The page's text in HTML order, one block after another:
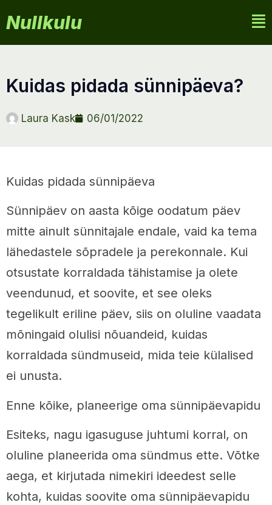
Nullkulu
kuidas pidada sünnipäeva?
Laura Kask 06/01/2022
Kuidas pidada sünnipäeva
Sünnipäev on aasta kõige oodatum päev
mitte ainult sünnitajale endale, vaid ka tema
lähedastele sõpradele ja perekonnale. Kui
otsustate korraldada tähistamise ja olete
veendunud, et soovite, et see oleks
tegelikult eriline päev, siis on oluline vaadata
mõningaid olulisi nõuandeid, kuidas
korraldada sündmuseid, mida teie külalised
ei unusta.
Enne kõike, planeerige oma sünnipäevapidu
Esiteks, nagu igasuguse juhtumi korral, on
oluline planeerida oma sündmus ette. Võtke
aega, et kirjutada nimekiri ideedest selle
kohta, kuidas soovite oma sünnipäevapidu